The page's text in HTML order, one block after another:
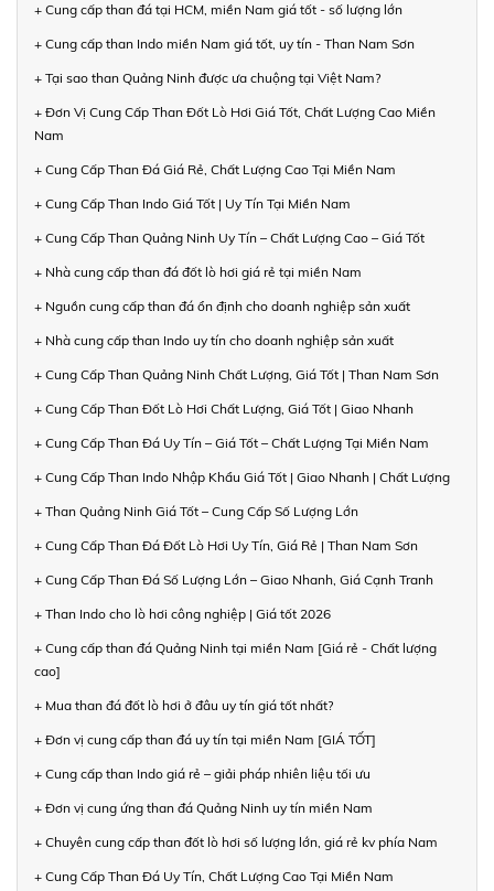
+ Cung cấp than đá tại HCM, miền Nam giá tốt - số lượng lớn
+ Cung cấp than Indo miền Nam giá tốt, uy tín - Than Nam Sơn
+ Tại sao than Quảng Ninh được ưa chuộng tại Việt Nam?
+ Đơn Vị Cung Cấp Than Đốt Lò Hơi Giá Tốt, Chất Lượng Cao Miền
Nam
+ Cung Cấp Than Đá Giá Rẻ, Chất Lượng Cao Tại Miền Nam
+ Cung Cấp Than Indo Giá Tốt | Uy Tín Tại Miền Nam
+ Cung Cấp Than Quảng Ninh Uy Tín – Chất Lượng Cao – Giá Tốt
+ Nhà cung cấp than đá đốt lò hơi giá rẻ tại miền Nam
+ Nguồn cung cấp than đá ổn định cho doanh nghiệp sản xuất
+ Nhà cung cấp than Indo uy tín cho doanh nghiệp sản xuất
+ Cung Cấp Than Quảng Ninh Chất Lượng, Giá Tốt | Than Nam Sơn
+ Cung Cấp Than Đốt Lò Hơi Chất Lượng, Giá Tốt | Giao Nhanh
+ Cung Cấp Than Đá Uy Tín – Giá Tốt – Chất Lượng Tại Miền Nam
+ Cung Cấp Than Indo Nhập Khẩu Giá Tốt | Giao Nhanh | Chất Lượng
+ Than Quảng Ninh Giá Tốt – Cung Cấp Số Lượng Lớn
+ Cung Cấp Than Đá Đốt Lò Hơi Uy Tín, Giá Rẻ | Than Nam Sơn
+ Cung Cấp Than Đá Số Lượng Lớn – Giao Nhanh, Giá Cạnh Tranh
+ Than Indo cho lò hơi công nghiệp | Giá tốt 2026
+ Cung cấp than đá Quảng Ninh tại miền Nam [Giá rẻ - Chất lượng
cao]
+ Mua than đá đốt lò hơi ở đâu uy tín giá tốt nhất?
+ Đơn vị cung cấp than đá uy tín tại miền Nam [GIÁ TỐT]
+ Cung cấp than Indo giá rẻ – giải pháp nhiên liệu tối ưu
+ Đơn vị cung ứng than đá Quảng Ninh uy tín miền Nam
+ Chuyên cung cấp than đốt lò hơi số lượng lớn, giá rẻ kv phía Nam
+ Cung Cấp Than Đá Uy Tín, Chất Lượng Cao Tại Miền Nam